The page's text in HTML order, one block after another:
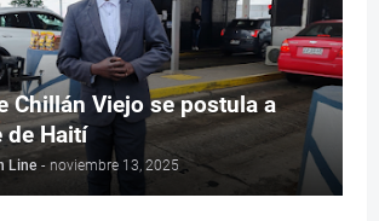
Chillán Viejo se postula a
de Haití
Line - noviembre 13, 2025